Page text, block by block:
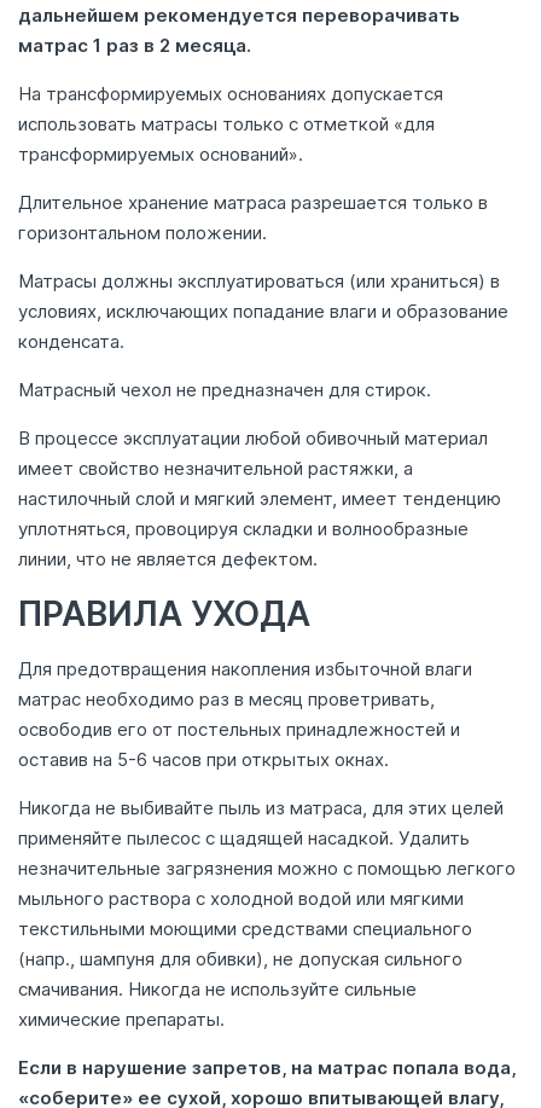
дальнейшем рекомендуется переворачивать
матрас 1 раз в 2 месяца.
На трансформируемых основаниях допускается
использовать матрасы только с отметкой «для
трансформируемых оснований».
Длительное хранение матраса разрешается только в
горизонтальном положении.
Матрасы должны эксплуатироваться (или храниться) в
условиях, исключающих попадание влаги и образование
конденсата.
Матрасный чехол не предназначен для стирок.
В процессе эксплуатации любой обивочный материал
имеет свойство незначительной растяжки, а
настилочный слой и мягкий элемент, имеет тенденцию
уплотняться, провоцируя складки и волнообразные
линии, что не является дефектом.
ПРАВИЛА УХОДА
Для предотвращения накопления избыточной влаги
матрас необходимо раз в месяц проветривать,
освободив его от постельных принадлежностей и
оставив на 5-6 часов при открытых окнах.
Никогда не выбивайте пыль из матраса, для этих целей
применяйте пылесос с щадящей насадкой. Удалить
незначительные загрязнения можно с помощью легкого
мыльного раствора с холодной водой или мягкими
текстильными моющими средствами специального
(напр., шампуня для обивки), не допуская сильного
смачивания. Никогда не используйте сильные
химические препараты.
Если в нарушение запретов, на матрас попала вода,
«соберите» ее сухой, хорошо впитывающей влагу,